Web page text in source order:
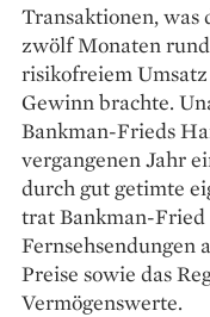
Transaktionen,
zwölf Monaten
risikofreiem
Gewinn brachte.
Bankman-Frieds
vergangenen Jahr
durch gut getimte
trat Bankman-
Fernsehsendungen
Preise sowie das
Ver­mögenswerte.